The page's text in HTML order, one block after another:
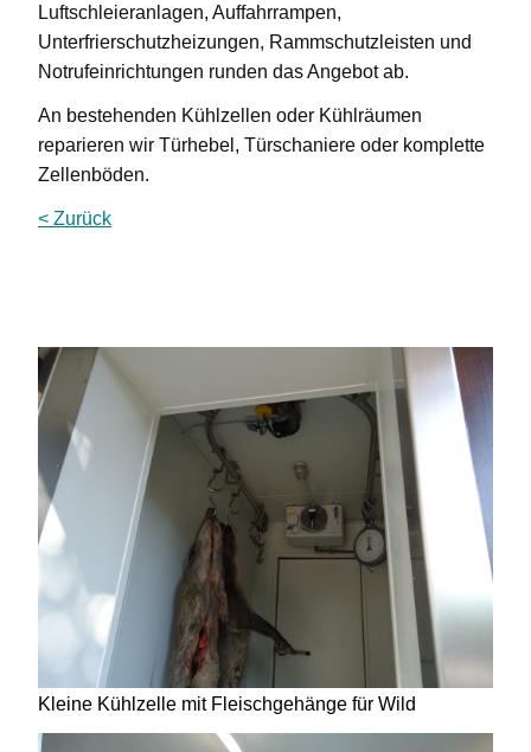
Luftschleieranlagen, Auffahrrampen,
Unterfrierschutzheizungen, Rammschutzleisten und
Notrufeinrichtungen runden das Angebot ab.
An bestehenden Kühlzellen oder Kühlräumen
reparieren wir Türhebel, Türschaniere oder komplette
Zellenböden.
< Zurück
Kleine Kühlzelle mit Fleischgehänge für Wild